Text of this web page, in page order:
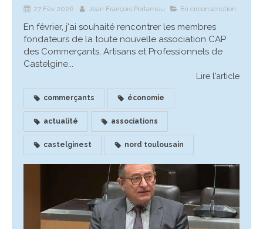
27 Fév 2026 Jean François Portarrieu En circonscription
En février, j'ai souhaité rencontrer les membres
fondateurs de la toute nouvelle association CAP
des Commerçants, Artisans et Professionnels de
Castelgine...
Lire l'article
commerçants économie
actualité associations
castelginest nord toulousain